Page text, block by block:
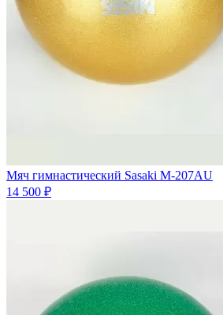
Мяч гимнастический Sasaki M-207AU
14 500 ₽